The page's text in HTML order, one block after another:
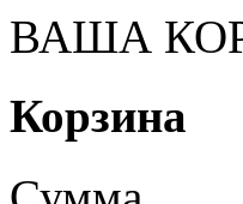
ВАША
Корзина